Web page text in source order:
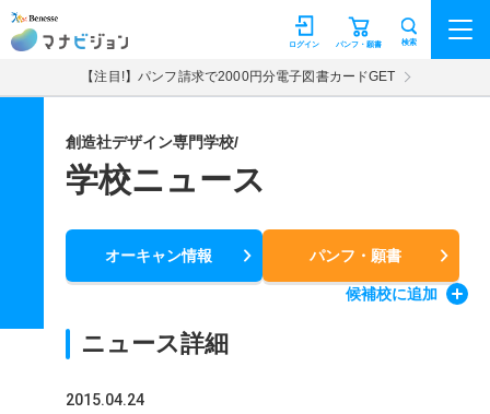
マナビジョン パンフ・願書
ログイン 検索
【注目!】パンフ請求で2000円分電子図書カードGET
創造社デザイン専門学校/
学校ニュース
オーキャン情報 パンフ・願書
候補校に追加
ニュース詳細
2015.04.24